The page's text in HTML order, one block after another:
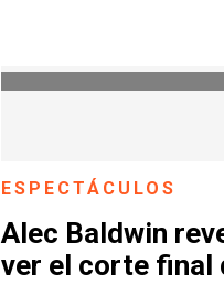
ESPECTÁCULOS
Alec Baldwin
ver el corte final